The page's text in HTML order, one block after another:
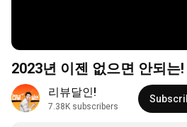
2023년 이젠 없으면 안되는
리뷰달인!
7.38K subscribers